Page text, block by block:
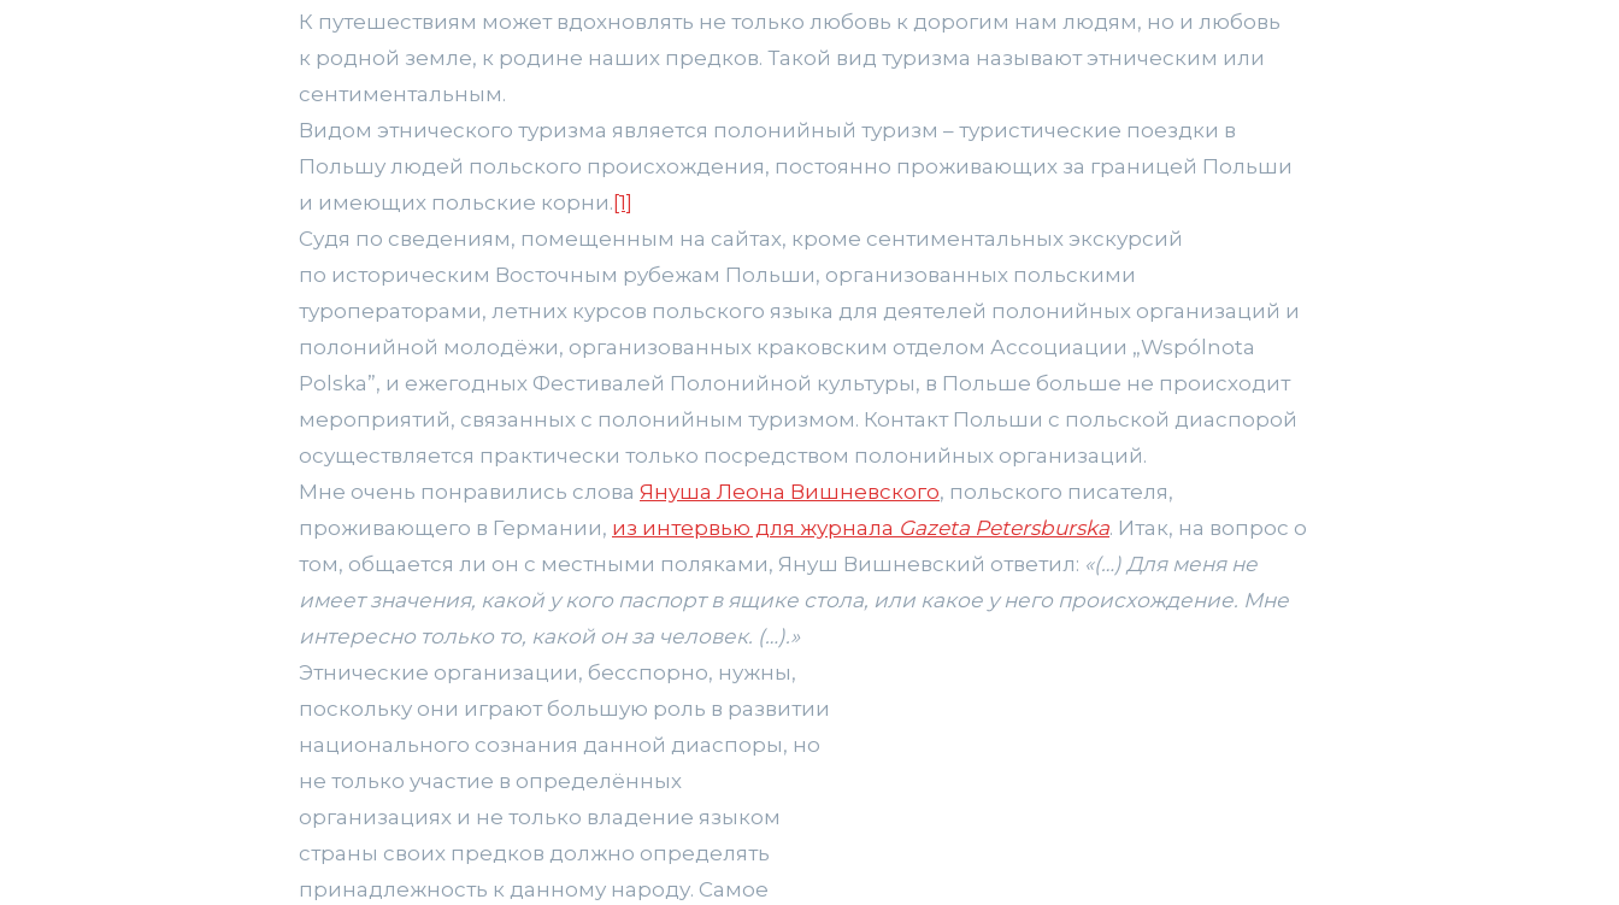
К путешествиям может вдохновлять не только любовь к дорогим нам людям, но и любовь
к родной земле, к родине наших предков. Такой вид туризма называют этническим или
сентиментальным.
Видом этнического туризма является полонийный туризм – туристические поездки в
Польшу людей польского происхождения, постоянно проживающих за границей Польши
и имеющих польские корни.[1]
Судя по сведениям, помещенным на сайтах, кроме сентиментальных экскурсий
по историческим Восточным рубежам Польши, организованных польскими
туроператорами, летних курсов польского языка для деятелей полонийных организаций и
полонийной молодёжи, организованных краковским отделом Ассоциации „Wspólnota
Polska”, и ежегодных Фестивалей Полонийной культуры, в Польше больше не происходит
мероприятий, связанных с полонийным туризмом. Контакт Польши с польской диаспорой
осуществляется практически только посредством полонийных организаций.
Мне очень понравились слова Януша Леона Вишневского, польского писателя,
проживающего в Германии, из интервью для журнала Gazeta Petersburska. Итак, на вопрос о
том, общается ли он с местными поляками, Януш Вишневский ответил: «(…) Для меня не
имеет значения, какой у кого паспорт в ящике стола, или какое у него происхождение. Мне
интересно только то, какой он за человек. (…).»
Этнические организации, бесспорно, нужны,
поскольку они играют большую роль в развитии
национального сознания данной диаспоры, но
не только участие в определённых
организациях и не только владение языком
страны своих предков должно определять
принадлежность к данному народу. Самое